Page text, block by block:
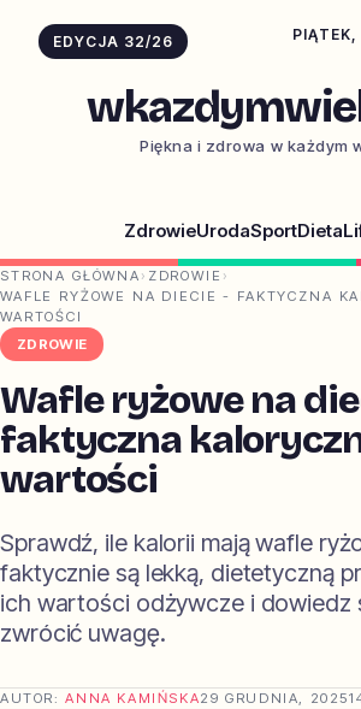
EDYCJA 32/26
Piękna i zdrowa w każdym
ZdrowieUrodaSportDieta
STRONA GŁÓWNA › ZDROWIE ›
WAFLE RYŻOWE NA DIECIE - FAKTYCZNA
WARTOŚCI
ZDROWIE
Wafle ryżowe na
faktyczna
wartości
Sprawdź, ile kalorii mają wafle
faktycznie są lekką, dietetyczną
ich wartości odżywcze i dowiedz
zwrócić uwagę.
AUTOR:ANNA KAMIŃSKA29 GRUDNIA, 2025